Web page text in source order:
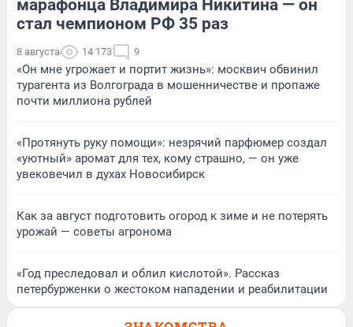
марафонца Владимира Никитина — он
стал чемпионом РФ 35 раз
8 августа 14 173 9
«Он мне угрожает и портит жизнь»: москвич обвинил
турагента из Волгограда в мошенничестве и пропаже
почти миллиона рублей
«Протянуть руку помощи»: незрячий парфюмер создал
«уютный» аромат для тех, кому страшно, — он уже
увековечил в духах Новосибирск
Как за август подготовить огород к зиме и не потерять
урожай — советы агронома
«Год преследовал и облил кислотой». Рассказ
петербурженки о жестоком нападении и реабилитации